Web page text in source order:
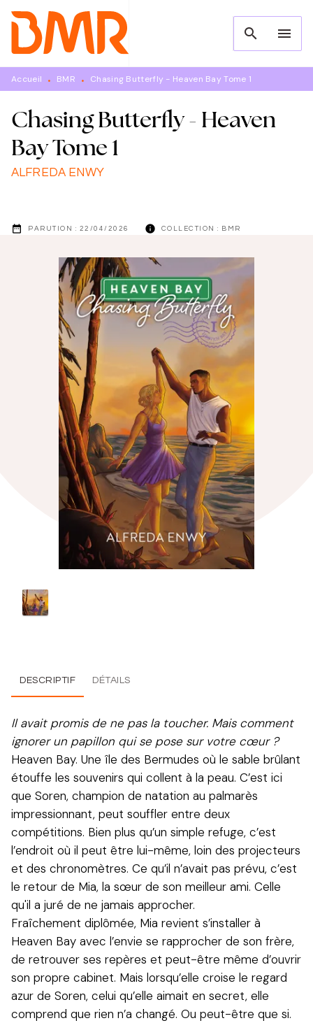
MENU RECHERCHE
PIED DE PAGE
search menu
Accueil • BMR • Chasing Butterfly - Heaven Bay Tome 1
Chasing Butterfly - Heaven
Bay Tome 1
ALFREDA ENWY
date_range PARUTION : 22/04/2026 info COLLECTION : BMR
DESCRIPTIF DÉTAILS
Il avait promis de ne pas la toucher. Mais comment
ignorer un papillon qui se pose sur votre cœur ?
Heaven Bay. Une île des Bermudes où le sable brûlant
étouffe les souvenirs qui collent à la peau. C’est ici
que Soren, champion de natation au palmarès
impressionnant, peut souffler entre deux
compétitions. Bien plus qu’un simple refuge, c’est
l’endroit où il peut être lui-même, loin des projecteurs
et des chronomètres. Ce qu’il n’avait pas prévu, c’est
le retour de Mia, la sœur de son meilleur ami. Celle
qu'il a juré de ne jamais approcher.
Fraîchement diplômée, Mia revient s’installer à
Heaven Bay avec l’envie se rapprocher de son frère,
de retrouver ses repères et peut-être même d’ouvrir
son propre cabinet. Mais lorsqu’elle croise le regard
azur de Soren, celui qu’elle aimait en secret, elle
comprend que rien n’a changé. Ou peut-être que si.